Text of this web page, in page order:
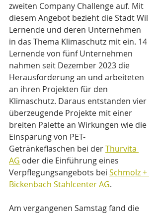
zweiten Company Challenge auf. Mit
diesem Angebot bezieht die Stadt Wil
Lernende und deren Unternehmen
in das Thema Klimaschutz mit ein. 14
Lernende von fünf Unternehmen
nahmen seit Dezember 2023 die
Herausforderung an und arbeiteten
an ihren Projekten für den
Klimaschutz. Daraus entstanden vier
überzeugende Projekte mit einer
breiten Palette an Wirkungen wie die
Einsparung von PET-
Getränkeflaschen bei der Thurvita
AG oder die Einführung eines
Verpflegungsangebots bei Schmolz +
Bickenbach Stahlcenter AG.
Am vergangenen Samstag fand die